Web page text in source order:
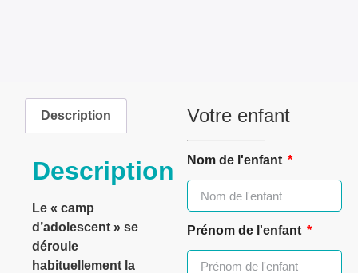
Description
Description
Le « camp
d’adolescent » se
déroule
habituellement la
Votre enfant
Nom de l'enfant
Prénom de l'enfant